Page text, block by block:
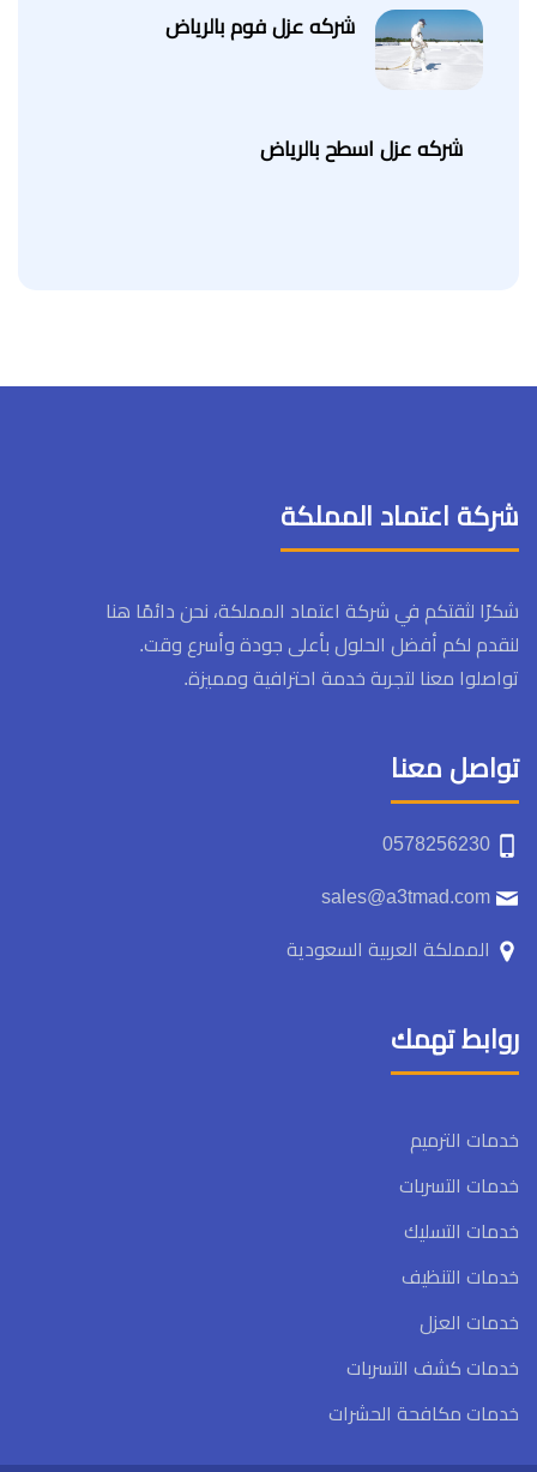
شركه عزل فوم بالرياض
شركه عزل اسطح بالرياض
شركة اعتماد المملكة
شكرًا لثقتكم في شركة اعتماد المملكة، نحن دائمًا هنا
لنقدم لكم أفضل الحلول بأعلى جودة وأسرع وقت.
تواصلوا معنا لتجربة خدمة احترافية ومميزة.
تواصل معنا
المملكة العربية السعودية
روابط تهمك
خدمات الترميم
خدمات التسربات
خدمات التسليك
خدمات التنظيف
خدمات العزل
خدمات كشف التسربات
خدمات مكافحة الحشرات